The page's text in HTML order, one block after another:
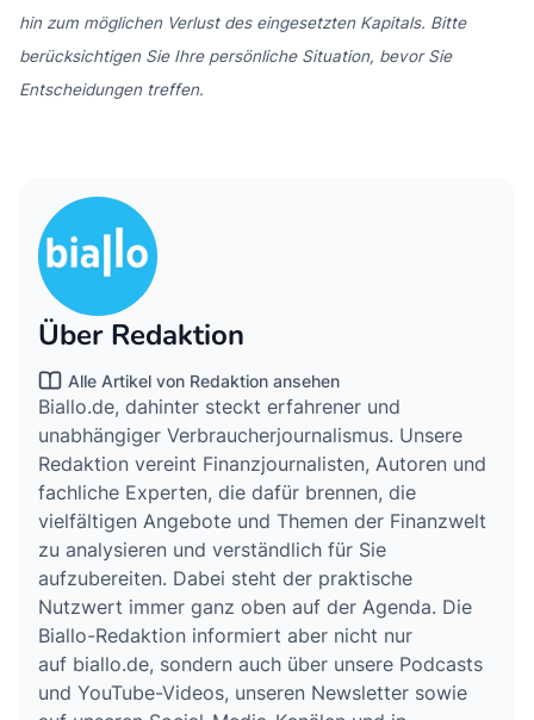
hin zum möglichen Verlust des eingesetzten Kapitals. Bitte
berücksichtigen Sie Ihre persönliche Situation, bevor Sie
Entscheidungen treffen.
Über Redaktion
Alle Artikel von Redaktion ansehen
Biallo.de, dahinter steckt erfahrener und
unabhängiger Verbraucherjournalismus. Unsere
Redaktion vereint Finanzjournalisten, Autoren und
fachliche Experten, die dafür brennen, die
vielfältigen Angebote und Themen der Finanzwelt
zu analysieren und verständlich für Sie
aufzubereiten. Dabei steht der praktische
Nutzwert immer ganz oben auf der Agenda. Die
Biallo-Redaktion informiert aber nicht nur
auf biallo.de, sondern auch über unsere Podcasts
und YouTube-Videos, unseren Newsletter sowie